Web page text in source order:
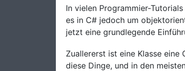
In vielen Programmier-
es in C# jedoch um
jetzt eine grundlegende
Zuallererst ist eine Klasse eine
diese Dinge, und in den